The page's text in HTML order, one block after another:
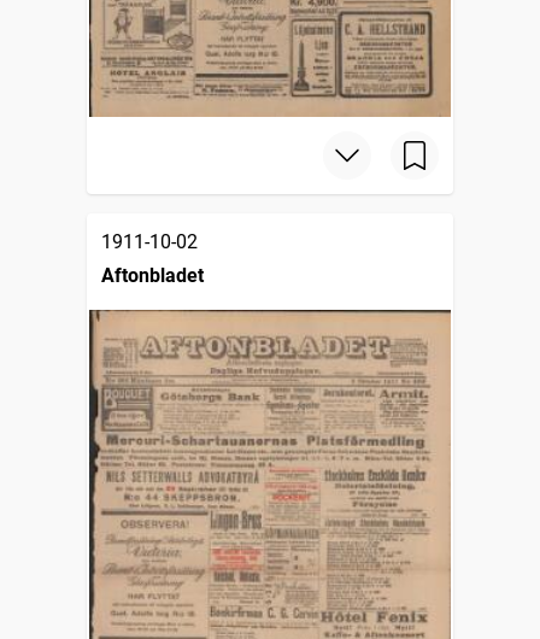
1911-10-02
Aftonbladet